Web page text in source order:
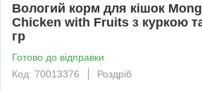
Вологий корм для кішок
Chicken with Fruits з куркою
гр
Готово до відправки
Код: 70013376
Роздріб